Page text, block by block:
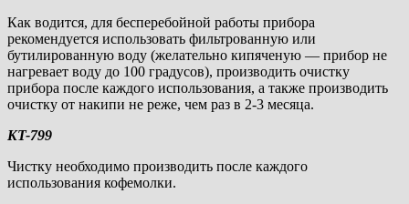
Как водится, для бесперебойной работы прибора
рекомендуется использовать фильтрованную или
бутилированную воду (желательно кипяченую — прибор не
нагревает воду до 100 градусов), производить очистку
прибора после каждого использования, а также производить
очистку от накипи не реже, чем раз в 2-3 месяца.
KT-799
Чистку необходимо производить после каждого
использования кофемолки.